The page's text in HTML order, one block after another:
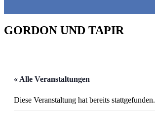
GORDON UND TAPIR
« Alle Veranstaltungen
Diese Veranstaltung hat bereits stattgefunden.